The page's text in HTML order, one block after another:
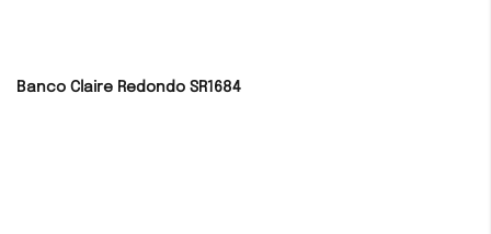
Banco Claire Redondo SR1684